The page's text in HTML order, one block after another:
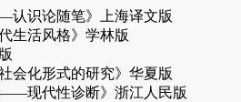
认识论随笔》上海译文版
生活风格》学林版
会化形式的研究》华夏版
现代性诊断》浙江人民版